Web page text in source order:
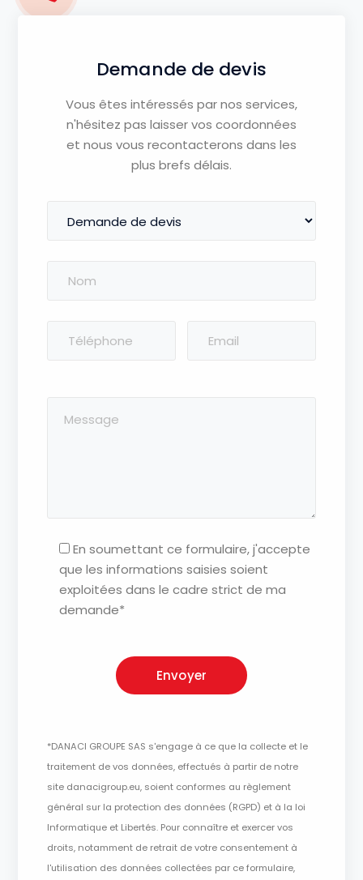
Demande de devis
Vous êtes intéressés par nos services,
n'hésitez pas laisser vos coordonnées
et nous vous recontacterons dans les
plus brefs délais.
En soumettant ce formulaire, j'accepte
que les informations saisies soient
exploitées dans le cadre strict de ma
demande*
*DANACI GROUPE SAS s'engage à ce que la collecte et le
traitement de vos données, effectués à partir de notre
site danacigroup.eu, soient conformes au règlement
général sur la protection des données (RGPD) et à la loi
Informatique et Libertés. Pour connaître et exercer vos
droits, notamment de retrait de votre consentement à
l'utilisation des données collectées par ce formulaire,